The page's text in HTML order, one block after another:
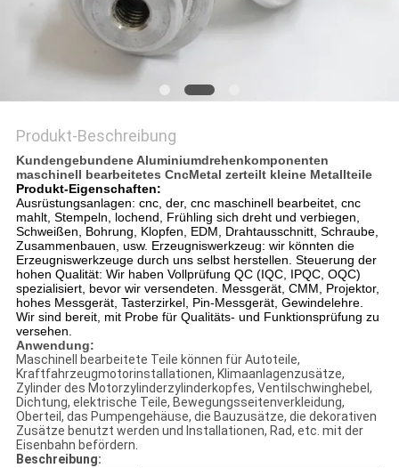
Produkt-Beschreibung
Kundengebundene Aluminiumdrehenkomponenten
maschinell bearbeitetes CncMetal zerteilt kleine Metallteile
Produkt-Eigenschaften:
Ausrüstungsanlagen: cnc, der, cnc maschinell bearbeitet, cnc
mahlt, Stempeln, lochend, Frühling sich dreht und verbiegen,
Schweißen, Bohrung, Klopfen, EDM, Drahtausschnitt, Schraube,
Zusammenbauen, usw. Erzeugniswerkzeug: wir könnten die
Erzeugniswerkzeuge durch uns selbst herstellen. Steuerung der
hohen Qualität: Wir haben Vollprüfung QC (IQC, IPQC, OQC)
spezialisiert, bevor wir versendeten. Messgerät, CMM, Projektor,
hohes Messgerät, Tasterzirkel, Pin-Messgerät, Gewindelehre.
Wir sind bereit, mit Probe für Qualitäts- und Funktionsprüfung zu
versehen.
Anwendung:
Maschinell bearbeitete Teile können für Autoteile,
Kraftfahrzeugmotorinstallationen, Klimaanlagenzusätze,
Zylinder des Motorzylinderzylinderkopfes, Ventilschwinghebel,
Dichtung, elektrische Teile, Bewegungsseitenverkleidung,
Oberteil, das Pumpengehäuse, die Bauzusätze, die dekorativen
Zusätze benutzt werden und Installationen, Rad, etc. mit der
Eisenbahn befördern.
Beschreibung: